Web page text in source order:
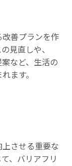
善プランを作
見直しや、
など、生活の
ます。
させる重要な
、バリアフリ